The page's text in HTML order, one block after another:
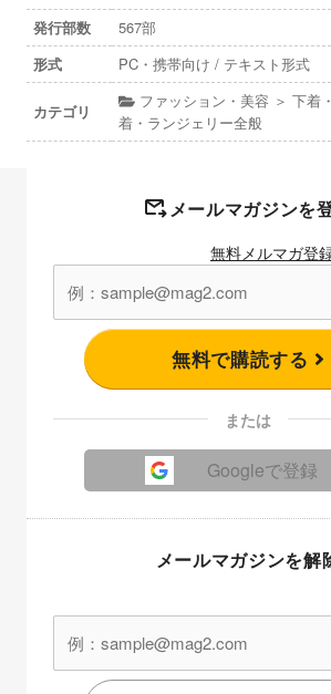
発行部数
567部
形式
PC・携帯向け / テキスト形式
カテゴリ
ファッション・美容 ＞ 下着
着・ランジェリー全般
メールマガジンを
無料メルマガ登
無料で購読する
または
Googleで登録
メールマガジンを解